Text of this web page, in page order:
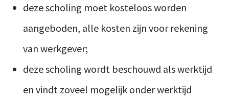
deze scholing moet kosteloos worden
aangeboden, alle kosten zijn voor rekening
van werkgever;
deze scholing wordt beschouwd als werktijd
en vindt zoveel mogelijk onder werktijd